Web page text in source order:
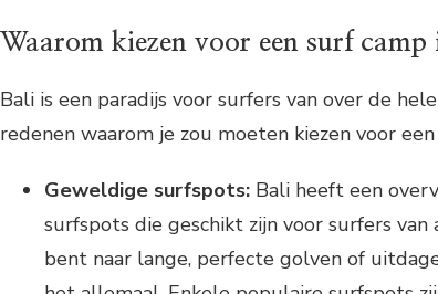
Waarom kiezen voor een surf camp
Bali is een paradijs voor surfers van over de
redenen waarom je zou moeten kiezen voor
Geweldige surfspots: Bali heeft een
surfspots die geschikt zijn voor surfers van
bent naar lange, perfecte golven of